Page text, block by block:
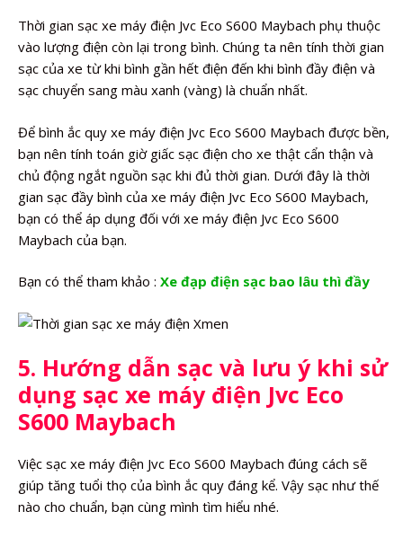
Thời gian sạc xe máy điện Jvc Eco S600 Maybach phụ thuộc
vào lượng điện còn lại trong bình. Chúng ta nên tính thời gian
sạc của xe từ khi bình gần hết điện đến khi bình đầy điện và
sạc chuyển sang màu xanh (vàng) là chuẩn nhất.
Để bình ắc quy xe máy điện Jvc Eco S600 Maybach được bền,
bạn nên tính toán giờ giấc sạc điện cho xe thật cẩn thận và
chủ động ngắt nguồn sạc khi đủ thời gian. Dưới đây là thời
gian sạc đầy bình của xe máy điện Jvc Eco S600 Maybach,
bạn có thể áp dụng đối với xe máy điện Jvc Eco S600
Maybach của bạn.
Bạn có thể tham khảo : Xe đạp điện sạc bao lâu thì đầy
5. Hướng dẫn sạc và lưu ý khi sử
dụng sạc xe máy điện Jvc Eco
S600 Maybach
Việc sạc xe máy điện Jvc Eco S600 Maybach đúng cách sẽ
giúp tăng tuổi thọ của bình ắc quy đáng kể. Vậy sạc như thế
nào cho chuẩn, bạn cùng mình tìm hiểu nhé.